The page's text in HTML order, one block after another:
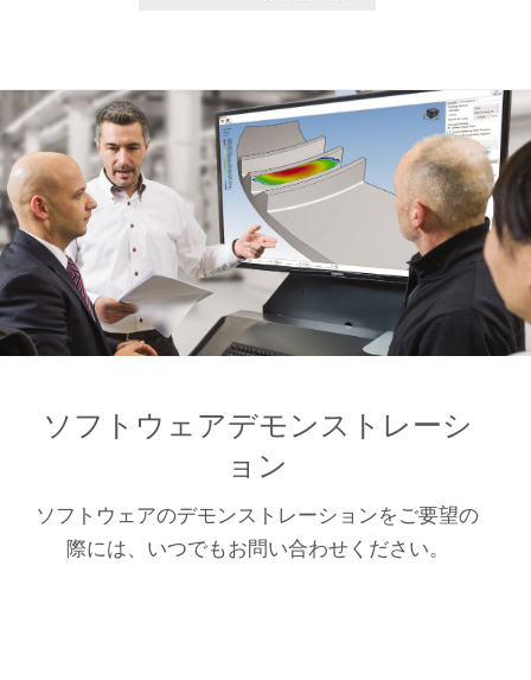
ソフトウェアデモンストレーシ
ョン
ソフトウェアのデモンストレーションをご要望の
際には、いつでもお問い合わせください。